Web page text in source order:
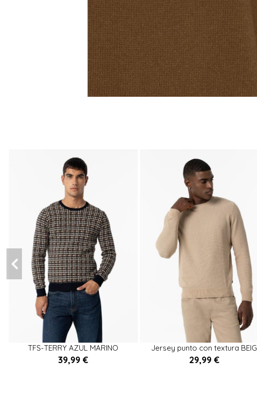
TFS-TERRY AZUL MARINO
39,99 €
XXL
Añadir al carrito
Jersey punto con textura BEIG
29,99 €
XL
Añadir al carrito